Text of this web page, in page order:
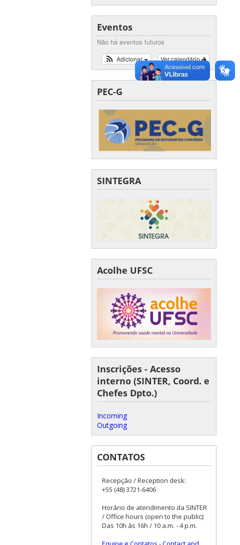
Eventos
Não há eventos futuros
Ver calendário
Adicionar
PEC-G
SINTEGRA
Acolhe UFSC
Inscrições - Acesso
interno (SINTER, Coord. e
Chefes Dpto.)
Incoming
Outgoing
CONTATOS
Recepção / Reception desk:
+55 (48) 3721-6406
Horário de atendimento da SINTER
/ Office hours (open to the public):
Das 10h às 16h / 10 a.m. - 4 p.m.